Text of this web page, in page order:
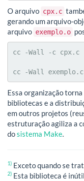
O arquivo cpx.c
gerando um arquivo-
arquivo exemplo.o
cc -Wall -c cpx.c
cc -Wall
Essa organização
bibliotecas e a
em outros projetos
estruturação agiliza a
dosistema Make.
1) Exceto quando se
2) Esta biblioteca é